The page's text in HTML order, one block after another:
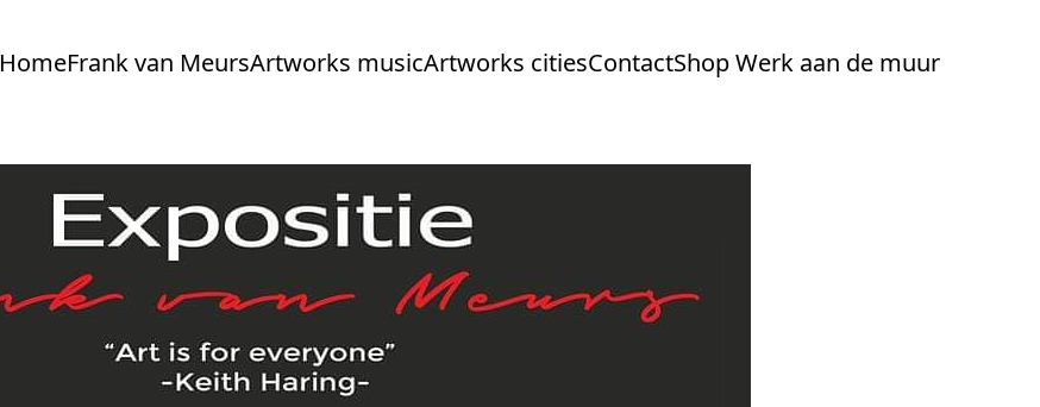
HomeFrank van MeursArtworks musicArtworks citiesContactShop Werk aan de muur